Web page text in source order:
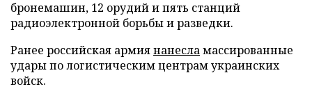
бронемашин, 12 орудий и пять станций
радиоэлектронной борьбы и разведки.
Ранее российская армиянанесламассированные
удары по логистическим центрам украинских
войск.